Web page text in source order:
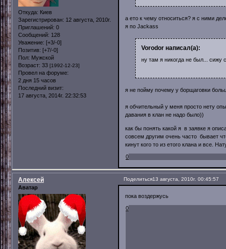
Откуда: Киев
Зарегистрирован: 12 августа, 2010г.
Приглашений: 0
Сообщений: 128
Уважение: [+3/-0]
Позитив: [+7/-0]
Пол: Мужской
Возраст: 33 [1992-12-23]
Провел на форуме:
2 дня 15 часов
Последний визит:
17 августа, 2014г. 22:32:53
а ето к чему относиться? я с ними
я по Jackass
Vorodor написал(а):
ну там я никогда не был... сижу
я не пойму почему у борщаговки
я обчительный у меня просто нету
давания в клан не надо было))
как бы понять какой я в заявке я
совсем другим очень часто бывает
кинут кого то из етого клана и все.
0
Поделиться13 августа, 2010г. 00:45:57
Алексей
Аватар
пока воздержусь
0